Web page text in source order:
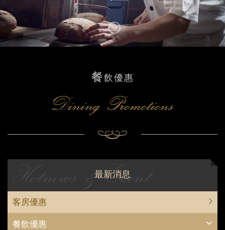
餐飲優惠
Dining Promotions
最新消息
Hotnews & Event
客房優惠
餐飲優惠